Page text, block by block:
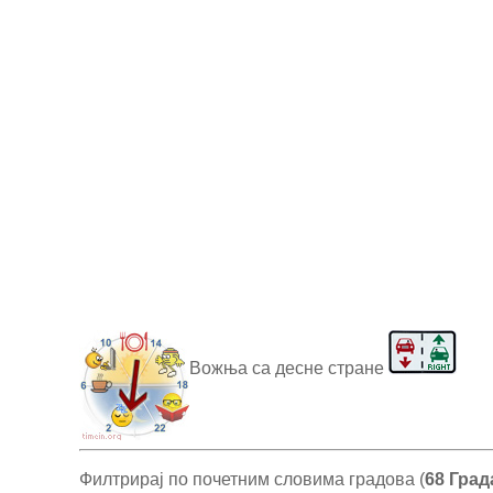
Вожња са десне стране
Филтрирај по почетним словима градова (68